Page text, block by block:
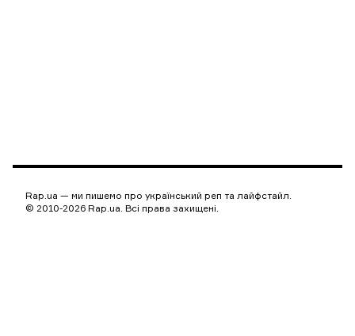
Rap.ua — ми пишемо про український реп та лайфстайл.
© 2010-2026 Rap.ua. Всі права захищені.